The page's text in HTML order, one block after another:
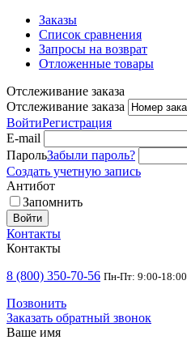
Заказы
Список сравнения
Запросы на возврат
Отложенные товары
Отслеживание заказа
Отслеживание заказа
ВойтиРегистрация
E-mail
ПарольЗабыли пароль?
Создать учетную запись
Антибот
Запомнить
Войти
Контакты
Контакты
8 (800) 350-70-56 Пн-Пт: 9:00-18:00
Позвонить
Заказать обратный звонок
Ваше имя